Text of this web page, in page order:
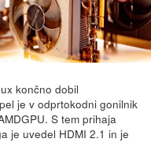
končno dobil
je v odprtokodni gonilnik
S tem prihaja
je uvedel HDMI 2.1 in je